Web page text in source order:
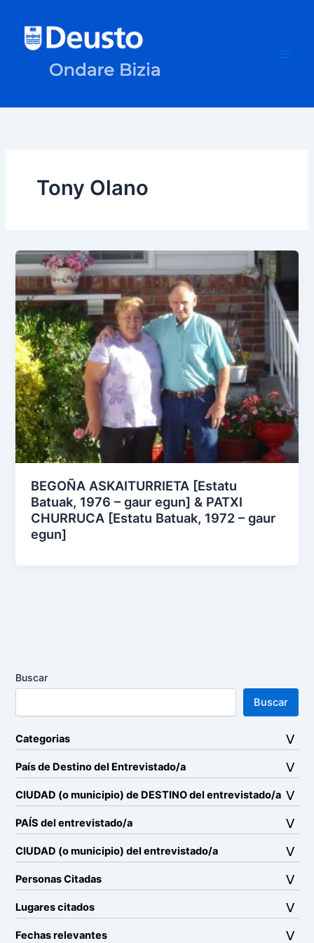
contenido
Tony Olano
BEGOÑA ASKAITURRIETA [Estatu
Batuak, 1976 – gaur egun] & PATXI
CHURRUCA [Estatu Batuak, 1972 – gaur
egun]
Buscar
Buscar
Categorias
País de Destino del Entrevistado/a
CIUDAD (o municipio) de DESTINO del entrevistado/a
PAÍS del entrevistado/a
CIUDAD (o municipio) del entrevistado/a
Personas Citadas
Lugares citados
Fechas relevantes